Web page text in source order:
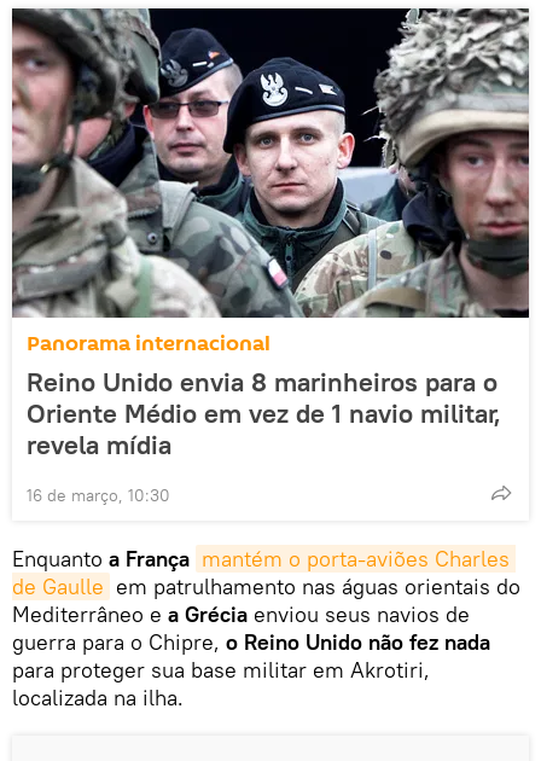
Panorama internacional
Reino Unido envia 8 marinheiros para o
Oriente Médio em vez de 1 navio militar,
revela mídia
16 de março, 10:30
Enquanto a França mantém o porta-aviões Charles
de Gaulle em patrulhamento nas águas orientais do
Mediterrâneo e a Grécia enviou seus navios de
guerra para o Chipre, o Reino Unido não fez nada
para proteger sua base militar em Akrotiri,
localizada na ilha.